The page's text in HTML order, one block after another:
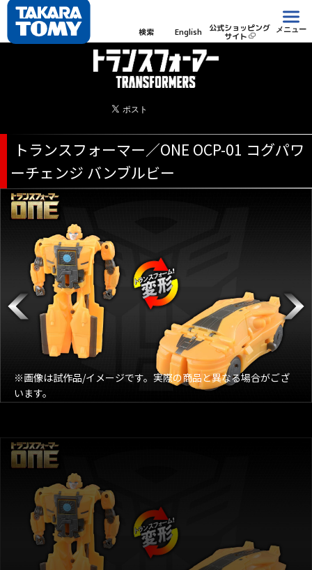
検索 English 公式ショッピング
サイト
メニュー
トランスフォーマー／ONE OCP-01 コグパワ
ーチェンジ バンブルビー
※画像は試作品/イメージです。実際の商品と異なる場合がござ
います。